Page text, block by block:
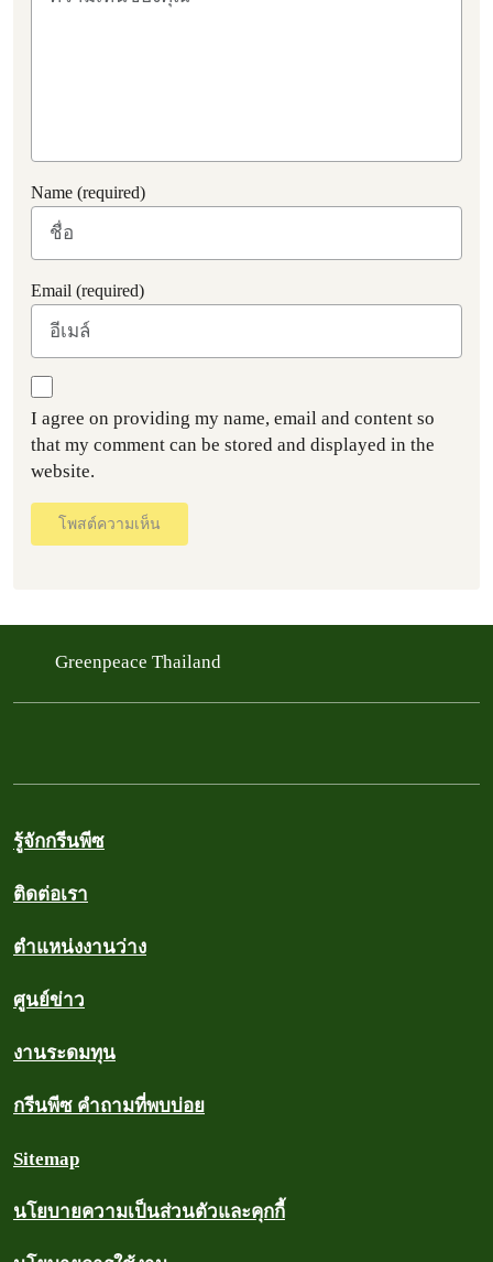
Name (required)
Email (required)
I agree on providing my name, email and content so
that my comment can be stored and displayed in the
website.
โพสต์ความเห็น
Greenpeace Thailand
รู้จักกรีนพีซ
ติดต่อเรา
ตำแหน่งงานว่าง
ศูนย์ข่าว
งานระดมทุน
กรีนพีซ คำถามที่พบบ่อย
Sitemap
นโยบายความเป็นส่วนตัวและคุกกี้